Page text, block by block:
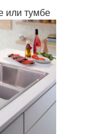
или тумбе